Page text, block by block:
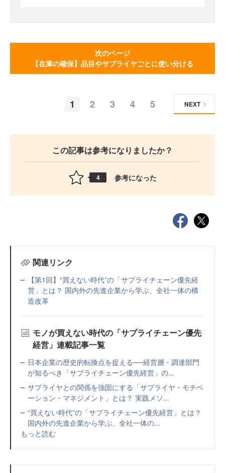
次のページ
【在庫の確保】品目やサプライヤごとに使い分ける
1 2 3 4 5 NEXT
この記事は参考になりましたか？
4 参考になった
関連リンク
【第1回】“買えない時代”の「サプライチェーン優先経
営」とは？ 国内外の先進企業から学ぶ、全社一体の構
造改革
モノが買えない時代の「サプライチェーン優先
経営」連載記事一覧
日本企業の歴史的転換点を捉える──経営層・調達部門
が知るべき「サプライチェーン優先経営」の...
サプライヤとの関係を強固にする「サプライヤ・モチベ
ーション・マネジメント」とは？ 実践メソ...
“買えない時代”の「サプライチェーン優先経営」とは？
国内外の先進企業から学ぶ、全社一体の...
もっと読む